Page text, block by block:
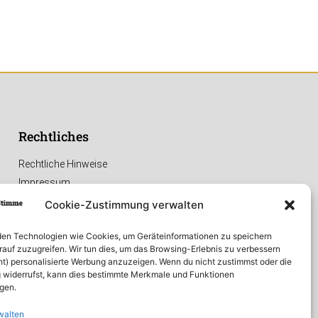
Cookie-Zustimmung verwalten
Technologien wie Cookies, um Geräteinformationen zu speichern
zuzugreifen. Wir tun dies, um das Browsing-Erlebnis zu verbessern
personalisierte Werbung anzuzeigen. Wenn du nicht zustimmst oder die
widerrufst, kann dies bestimmte Merkmale und Funktionen
Rechtliches
Rechtliche Hinweise
Impressum
Datenschutzerklärung